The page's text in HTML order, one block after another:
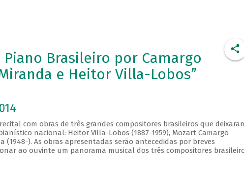
Piano Brasileiro por Camargo
e Heitor Villa-Lobos”
com obras de três grandes compositores brasileiros que
nacional: Heitor Villa-Lobos (1887-1959), Mozart Camargo
(1948-). As obras apresentadas serão antecedidas por breves
ao ouvinte um panorama musical dos três compositores